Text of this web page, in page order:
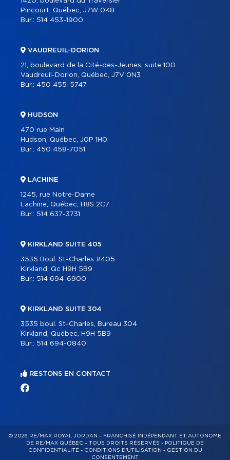
ACHETER
VENDRE
ÉQUIPE
CARRIÈRE
BLOGUE
CONTACT
Pincourt, Québec, J7W 0K8
Bur.:514 453-1900
VAUDREUIL-DORION
21, boulevard de la Cité-des-Jeunes, suite 100
Vaudreuil-Dorion, Québec, J7V 0N3
Bur.:450 455-5747
HUDSON
470 rue Main
Hudson, Québec, J0P 1H0
Bur.: 450 458-7051
LACHINE
1245, rue Notre-Dame
Lachine, Québec, H8S 2C7
Bur.: 514 637-3731
KIRKLAND SUITE 405
3535 Boul. St-Charles #405
Kirkland, Qc H9H 5B9
Bur.: 514 694-6900
KIRKLAND SUITE 304
3535 boul. St-Charles, Bureau 304
Kirkland, Québec, H9H 5B9
Bur.: 514 694-0840
RESTONS EN CONTACT
© 2026 RE/MAX ROYAL JORDAN – FRANCHISÉ INDÉPENDANT ET AUTONOME
DE RE/MAX QUÉBEC – TOUS DROITS RÉSERVÉS - POLITIQUE DE
CONFIDENTIALITÉ- CONDITIONS D'UTILISATION - GESTION DU
CONSENTEMENT